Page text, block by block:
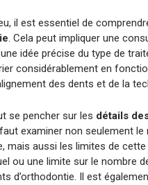
il est essentiel de
. Cela peut impliquer une
idée précise du type de
considérablement en
des dents et de la
se pencher sur les détails
examiner non seulement
mais aussi les limites de
ou une limite sur le nombre
d’orthodontie. Il est